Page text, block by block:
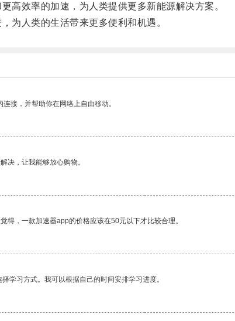
效率的加速，为人类提供更多新能源解决方案。
人类的生活带来更多便利和机遇。
接，并帮助你在网络上自由移动。
决，让我能够放心购物。
得，一款加速器app的价格应该在50元以下才比较合理。
学习方式。我可以根据自己的时间安排学习进度。